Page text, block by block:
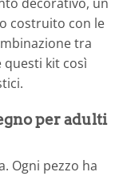
costruito con le
tra
questi kit così
per adulti
Ogni pezzo ha